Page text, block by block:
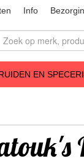
Info
EN